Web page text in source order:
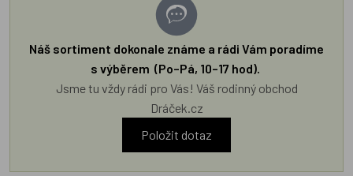
Náš sortiment dokonale známe a rádi Vám poradíme
s výběrem (Po–Pá, 10–17 hod).
Jsme tu vždy rádi pro Vás! Váš rodinný obchod
Dráček.cz
Položit dotaz